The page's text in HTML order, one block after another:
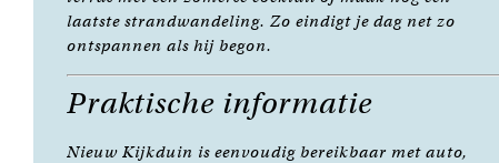
laatste strandwandeling. Zo eindigt je dag net zo
ontspannen als hij begon.
Praktische informatie
Nieuw Kijkduin is eenvoudig bereikbaar met auto,